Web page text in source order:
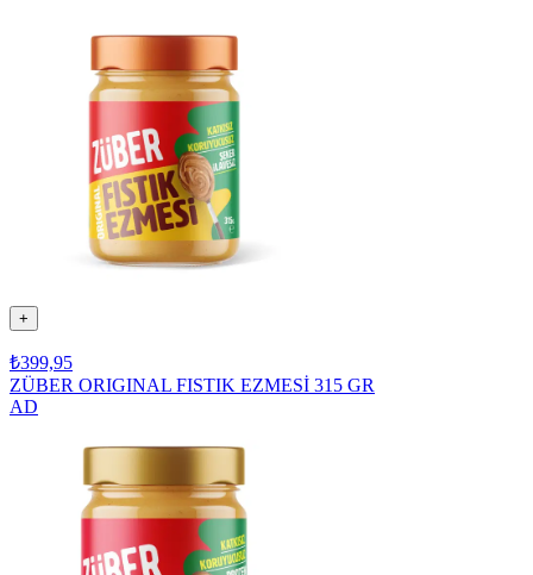
+
₺399,95
ZÜBER ORIGINAL FISTIK EZMESİ 315 GR
AD